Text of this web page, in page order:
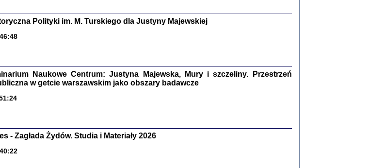
red. i wstęp Barbara Engelking, Jan Grabowski
Stanisław Adler, oprac. i wstępem opatrzyłaMarta Janczewska
Warszawa 2018
Polityki im. M. Turskiego dla Justyny Majewskiej
Naukowe Centrum: Justyna Majewska, Mury i szczeliny. Przestrzeń
w getcie warszawskim jako obszary badawcze
- Zagłada Żydów. Studia i Materiały 2026